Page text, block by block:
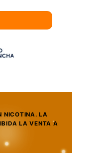
NICOTINA. LA
LA VENTA A